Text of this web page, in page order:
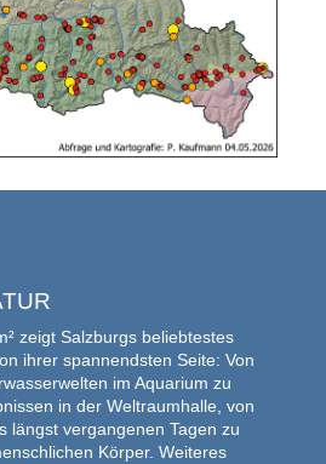
zeigt Salzburgs beliebtestes
ihrer spannendsten Seite: Von
im Aquarium zu
in der Weltraumhalle, von
längst vergangenen Tagen zu
Körper. Weiteres